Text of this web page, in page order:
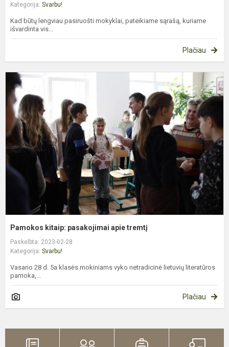
Kategorija: Svarbu!
Kad būtų lengviau pasiruošti mokyklai, pateikiame sąrašą, kuriame
išvardinta vis...
Plačiau
Pamokos kitaip: pasakojimai apie tremtį
Paskelbta: 2023-02-28
Kategorija: Svarbu!
Vasario 28 d. 5a klasės mokiniams vyko netradicinė lietuvių literatūros
pamoka,...
Plačiau